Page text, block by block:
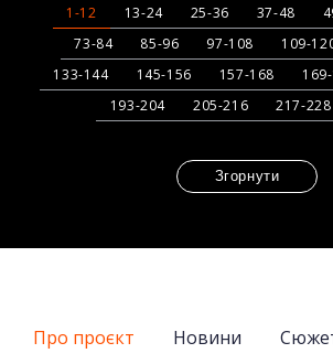
1-12 13-24 25-36 37-48
73-84
85-96 97-108 109-
133-144
145-156 157-168
193-204
205-216 217-228
Згорнути
Про проєкт Новини